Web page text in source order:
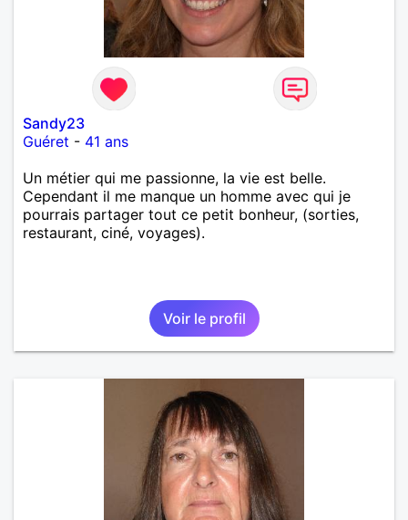
Sandy23
Guéret - 41 ans
Un métier qui me passionne, la vie est belle.
Cependant il me manque un homme avec qui je
pourrais partager tout ce petit bonheur, (sorties,
restaurant, ciné, voyages).
Voir le profil